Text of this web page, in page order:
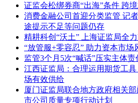
证监会松绑券商“出海”条件 跨
消费金融公司首迎分类监管 记
途提示不足等问题仍存
精耕科创“沃土” 上海证监局全
“放管服+零容忍” 助力资本市场
监管3个月5次“喊话”压实主体
江西证监局：合理运用期货工
场有效供给
厦门证监局联合地方政府相关
市公司质量专项行动计划